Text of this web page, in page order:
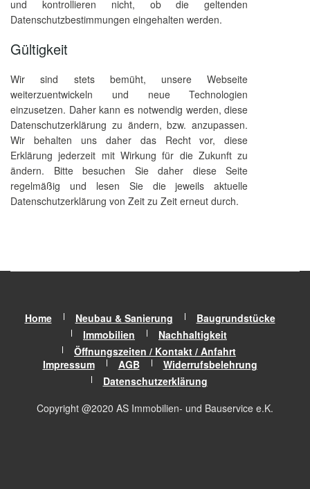
und kontrollieren nicht, ob die geltenden
Datenschutzbestimmungen eingehalten werden.
Gültigkeit
Wir sind stets bemüht, unsere Webseite
weiterzuentwickeln und neue Technologien
einzusetzen. Daher kann es notwendig werden, diese
Datenschutzerklärung zu ändern, bzw. anzupassen.
Wir behalten uns daher das Recht vor, diese
Erklärung jederzeit mit Wirkung für die Zukunft zu
ändern. Bitte besuchen Sie daher diese Seite
regelmäßig und lesen Sie die jeweils aktuelle
Datenschutzerklärung von Zeit zu Zeit erneut durch.
Home Neubau & Sanierung
Baugrundstücke
Immobilien
Nachhaltigkeit
Öffnungszeiten / Kontakt / Anfahrt
Impressum
AGB
Widerrufsbelehrung
Datenschutzerklärung
Copyright @2020 AS Immobilien- und Bauservice e.K.